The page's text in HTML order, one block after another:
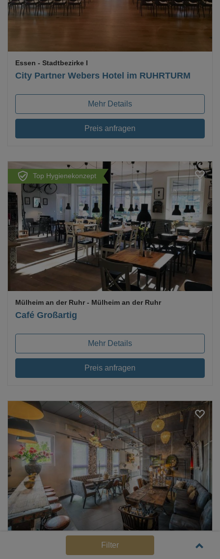
City Partner Webers Hotel im RUHRTURM
Essen - Stadtbezirke I
Mehr Details
Preis anfragen
Top Hygienekonzept
Café Großartig
Mülheim an der Ruhr - Mülheim an der Ruhr
Mehr Details
Preis anfragen
Even Eventlocation
Filter